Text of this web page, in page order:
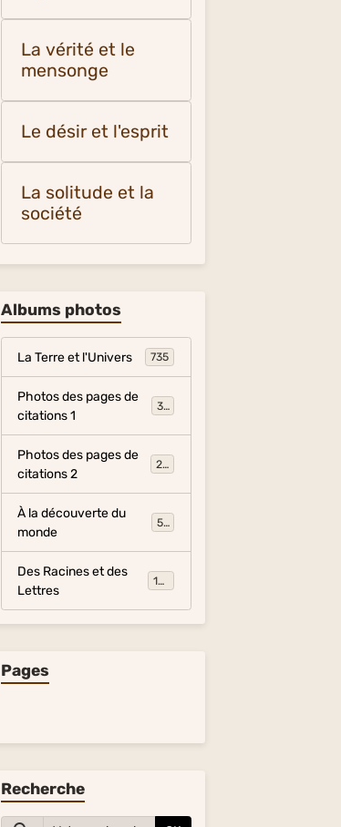
La vérité et le
mensonge
Le désir et l'esprit
La solitude et la
société
Albums photos
La Terre et l'Univers 735
Photos des pages de
citations 1
317
Photos des pages de
citations 2
281
À la découverte du
monde
54
Des Racines et des
Lettres
134
Pages
Recherche